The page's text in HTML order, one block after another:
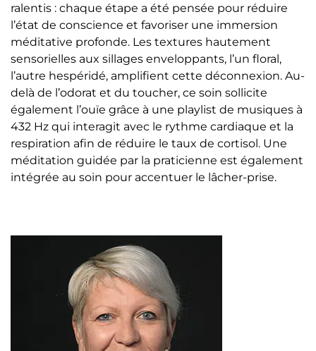
ralentis : chaque étape a été pensée pour réduire
l’état de conscience et favoriser une immersion
méditative profonde. Les textures hautement
sensorielles aux sillages enveloppants, l’un floral,
l’autre hespéridé, amplifient cette déconnexion. Au-
delà de l’odorat et du toucher, ce soin sollicite
également l’ouïe grâce à une playlist de musiques à
432 Hz qui interagit avec le rythme cardiaque et la
respiration afin de réduire le taux de cortisol. Une
méditation guidée par la praticienne est également
intégrée au soin pour accentuer le lâcher-prise.